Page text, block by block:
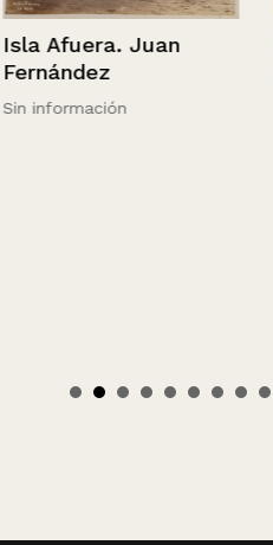
Isla Afuera. Juan
Fernández
Sin información